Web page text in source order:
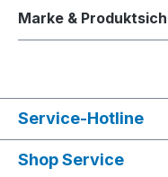
Marke &
Service-Hotline
Shop Service